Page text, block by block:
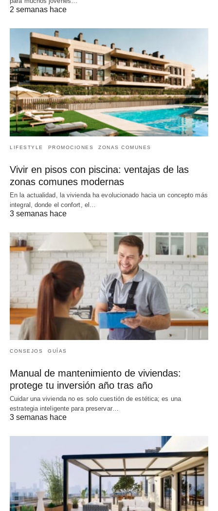
2 semanas hace
LIFESTYLE PROMOCIONES ZONAS COMUNES
Vivir en pisos con piscina: ventajas de las
zonas comunes modernas
En la actualidad, la vivienda ha evolucionado hacia un concepto más
integral, donde el confort, el…
3 semanas hace
CONSEJOS GUÍAS
Manual de mantenimiento de viviendas:
protege tu inversión año tras año
Cuidar una vivienda no es solo cuestión de estética; es una
estrategia inteligente para preservar…
3 semanas hace